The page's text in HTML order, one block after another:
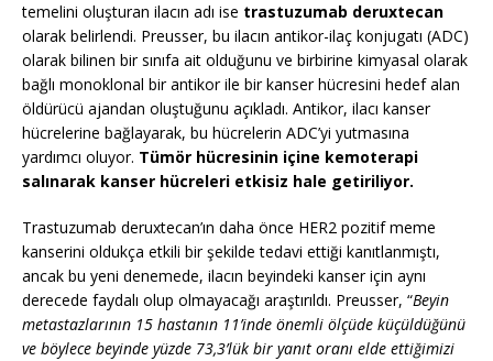
temelini oluşturan ilacın adı ise trastuzumab deruxtecan
olarak belirlendi. Preusser, bu ilacın antikor-ilaç konjugatı (ADC)
olarak bilinen bir sınıfa ait olduğunu ve birbirine kimyasal olarak
bağlı monoklonal bir antikor ile bir kanser hücresini hedef alan
öldürücü ajandan oluştuğunu açıkladı. Antikor, ilacı kanser
hücrelerine bağlayarak, bu hücrelerin ADC’yi yutmasına
yardımcı oluyor. Tümör hücresinin içine kemoterapi
salınarak kanser hücreleri etkisiz hale getiriliyor.
Trastuzumab deruxtecan’ın daha önce HER2 pozitif meme
kanserini oldukça etkili bir şekilde tedavi ettiği kanıtlanmıştı,
ancak bu yeni denemede, ilacın beyindeki kanser için aynı
derecede faydalı olup olmayacağı araştırıldı. Preusser, “Beyin
metastazlarının 15 hastanın 11’inde önemli ölçüde küçüldüğünü
ve böylece beyinde yüzde 73,3’lük bir yanıt oranı elde ettiğimizi